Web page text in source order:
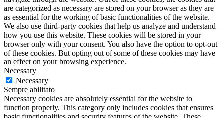
are categorized as necessary are stored on your browser as they are
as essential for the working of basic functionalities of the website.
We also use third-party cookies that help us analyze and understand
how you use this website. These cookies will be stored in your
browser only with your consent. You also have the option to opt-out
of these cookies. But opting out of some of these cookies may have
an effect on your browsing experience.
Necessary
Necessary
Sempre abilitato
Necessary cookies are absolutely essential for the website to
function properly. This category only includes cookies that ensures
basic functionalities and security features of the website. These